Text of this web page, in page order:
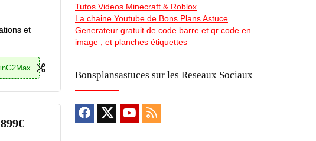
et
Tutos Videos Minecraft & Roblox
La chaine Youtube de Bons Plans Astuce
Generateur gratuit de code barre et qr code en
image , et planches étiquettes
Bonsplansastuces sur les Reseaux Sociaux